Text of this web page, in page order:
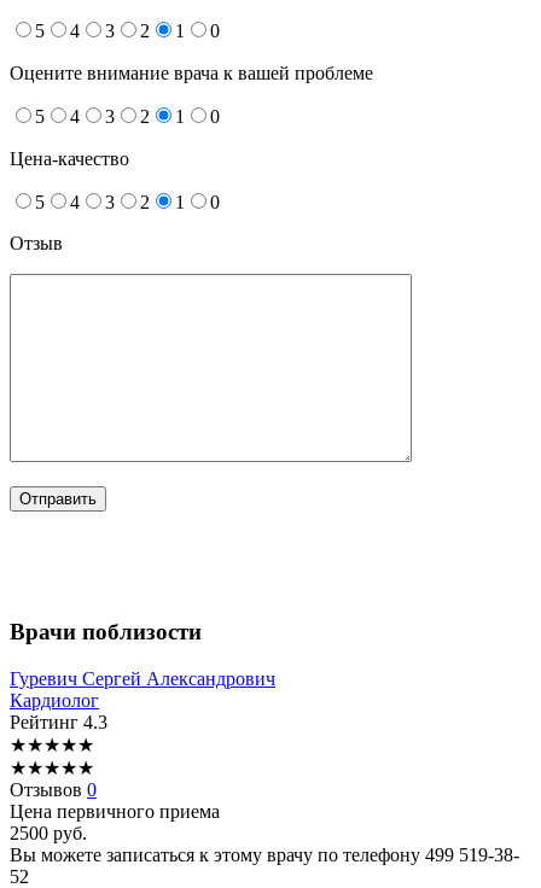
5 4 3 2 1 0
Оцените внимание врача к вашей проблеме
5 4 3 2 1 0
Цена-качество
5 4 3 2 1
0
Отзыв
Врачи поблизости
Гуревич Сергей Александрович
Кардиолог
Рейтинг 4.3
★★★★★
★★★★★
Отзывов 0
Цена первичного приема
2500 руб.
Вы можете записаться к этому врачу по телефону 499 519-38-
52